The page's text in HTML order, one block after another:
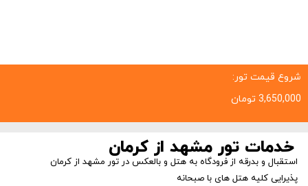
شروع قیمت تور:
3,650,000 تومان
خدمات تور مشهد از کرمان
استقبال و بدرقه از فرودگاه به هتل و بالعکس در تور مشهد از کرمان
پذیرایی کلیه هتل های با صبحانه